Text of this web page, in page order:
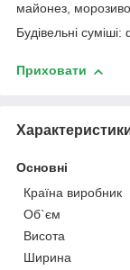
майонез,
Будівельні суміші:
Приховати
Основні
Країна виробник
Об`єм
Висота
Ширина